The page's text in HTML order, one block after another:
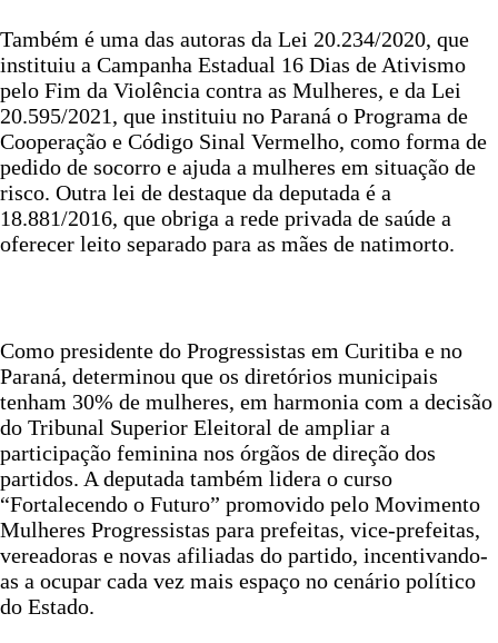
Também é uma das autoras da Lei 20.234/2020, que
instituiu a Campanha Estadual 16 Dias de Ativismo
pelo Fim da Violência contra as Mulheres, e da Lei
20.595/2021, que instituiu no Paraná o Programa de
Cooperação e Código Sinal Vermelho, como forma de
pedido de socorro e ajuda a mulheres em situação de
risco. Outra lei de destaque da deputada é a
18.881/2016, que obriga a rede privada de saúde a
oferecer leito separado para as mães de natimorto.
Como presidente do Progressistas em Curitiba e no
Paraná, determinou que os diretórios municipais
tenham 30% de mulheres, em harmonia com a decisão
do Tribunal Superior Eleitoral de ampliar a
participação feminina nos órgãos de direção dos
partidos. A deputada também lidera o curso
“Fortalecendo o Futuro” promovido pelo Movimento
Mulheres Progressistas para prefeitas, vice-prefeitas,
vereadoras e novas afiliadas do partido, incentivando-
as a ocupar cada vez mais espaço no cenário político
do Estado.